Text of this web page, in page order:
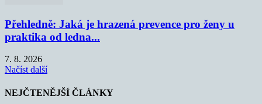
Přehledně: Jaká je hrazená prevence pro ženy u
praktika od ledna...
7. 8. 2026
Načíst další
NEJČTENĚJŠÍ ČLÁNKY